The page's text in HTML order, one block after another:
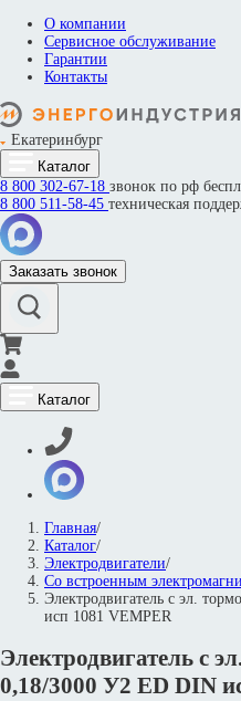
О компании
Сервисное обслуживание
Гарантии
Контакты
Екатеринбург
Каталог
8 800 302-67-18 звонок по рф
8 800 511-58-45 техническая
Заказать звонок
Каталог
Главная/
Каталог/
Электродвигатели/
Со встроенным
Электродвигатель с эл.
исп 1081 VEMPER
Электродвигатель с
0,18/3000 У2 ED DIN